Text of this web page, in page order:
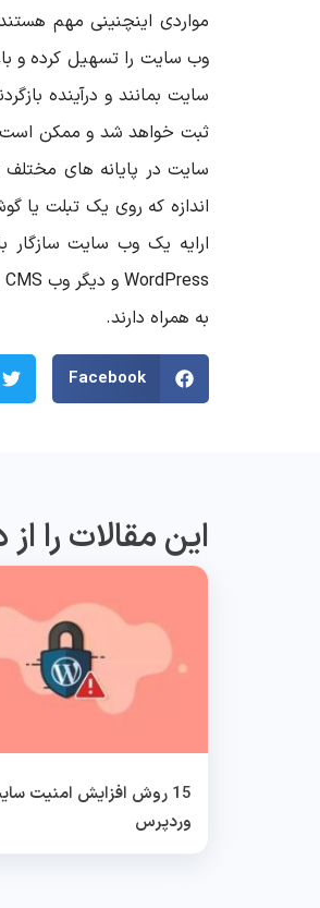
مواردی اینچنینی مهم
وب سایت را تسهیل کرده و
سایت بمانند و درآینده
ثبت خواهد شد و ممکن است بر
سایت در پایانه های
اندازه که روی یک تبلت یا
ارایه یک وب سایت سازگار
WordPress و دیگر وب CMS
به همراه دارند.
Facebook
این مقالات را
15 روش افزایش امنیت
وردپرس